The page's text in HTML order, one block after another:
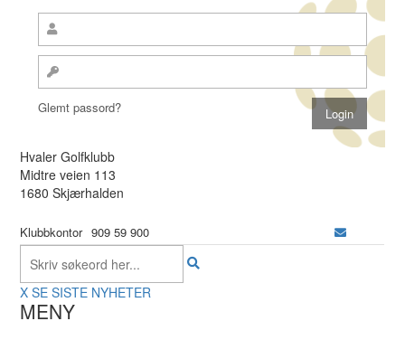
Glemt passord?
Hvaler Golfklubb
Midtre veien 113
1680 Skjærhalden
Klubbkontor 909 59 900
X SE SISTE NYHETER
MENY